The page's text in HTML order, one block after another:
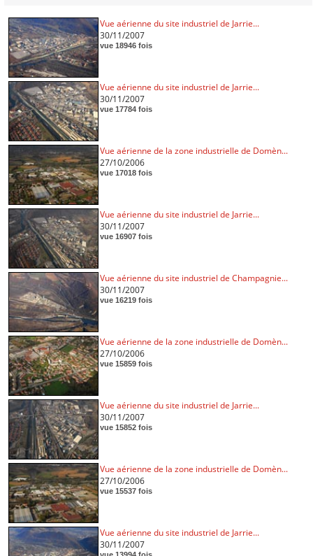
Vue aérienne du site industriel de Jarrie...
30/11/2007
vue 18946 fois
Vue aérienne du site industriel de Jarrie...
30/11/2007
vue 17784 fois
Vue aérienne de la zone industrielle de Domèn...
27/10/2006
vue 17018 fois
Vue aérienne du site industriel de Jarrie...
30/11/2007
vue 16907 fois
Vue aérienne du site industriel de Champagnie...
30/11/2007
vue 16219 fois
Vue aérienne de la zone industrielle de Domèn...
27/10/2006
vue 15859 fois
Vue aérienne du site industriel de Jarrie...
30/11/2007
vue 15852 fois
Vue aérienne de la zone industrielle de Domèn...
27/10/2006
vue 15537 fois
Vue aérienne du site industriel de Jarrie...
30/11/2007